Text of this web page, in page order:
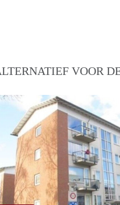
VOOR